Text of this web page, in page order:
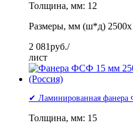
Толщина, мм: 12
Размеры, мм (ш*д)
2 081руб./
лист
✔ Ламинированная
Толщина, мм: 15